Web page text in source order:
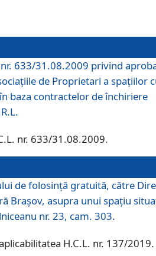
nr. 633/31.08.2009 privind
de Proprietari a spațiilor
baza contractelor de închiriere
nr. 633/31.08.2009.
de folosinţă gratuită, către
Braşov, asupra unui spaţiu
nr. 23, cam. 303.
H.C.L. nr. 137/2019.